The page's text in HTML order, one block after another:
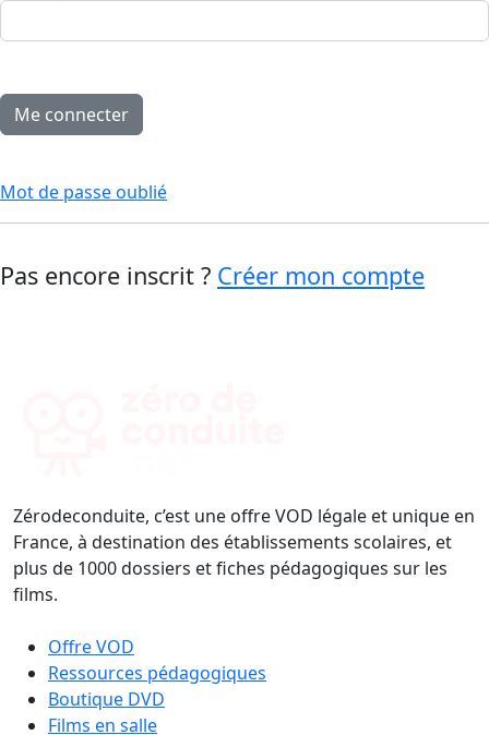
Mot de passe oublié
Pas encore inscrit ? Créer mon compte
Zérodeconduite, c’est une offre VOD légale et unique en
France, à destination des établissements scolaires, et
plus de 1000 dossiers et fiches pédagogiques sur les
films.
Offre VOD
Ressources pédagogiques
Boutique DVD
Films en salle